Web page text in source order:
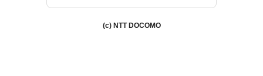
(c) NTT DOCOMO